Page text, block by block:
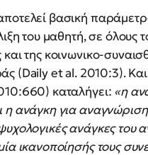
βασική
του μαθητή, σε όλους
της κοινωνικο-
(Daily et al. 2010:3).
καταλήγει: «η
ανάγκη για αναγνώριση
ανάγκες του
ικανοποίησής τους